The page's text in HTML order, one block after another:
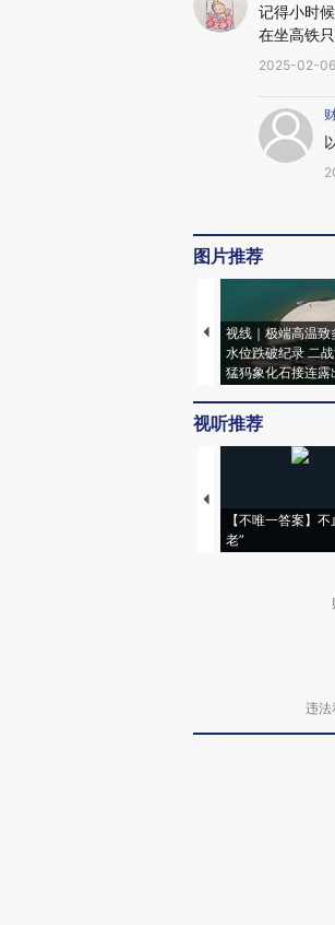
记得小时
在坐高铁
2025-02-06
图片推荐
视线｜极端高温致
水位跌破纪录 二
猛犸象化石接连露
视听推荐
【不唯一答案】不
老”
违